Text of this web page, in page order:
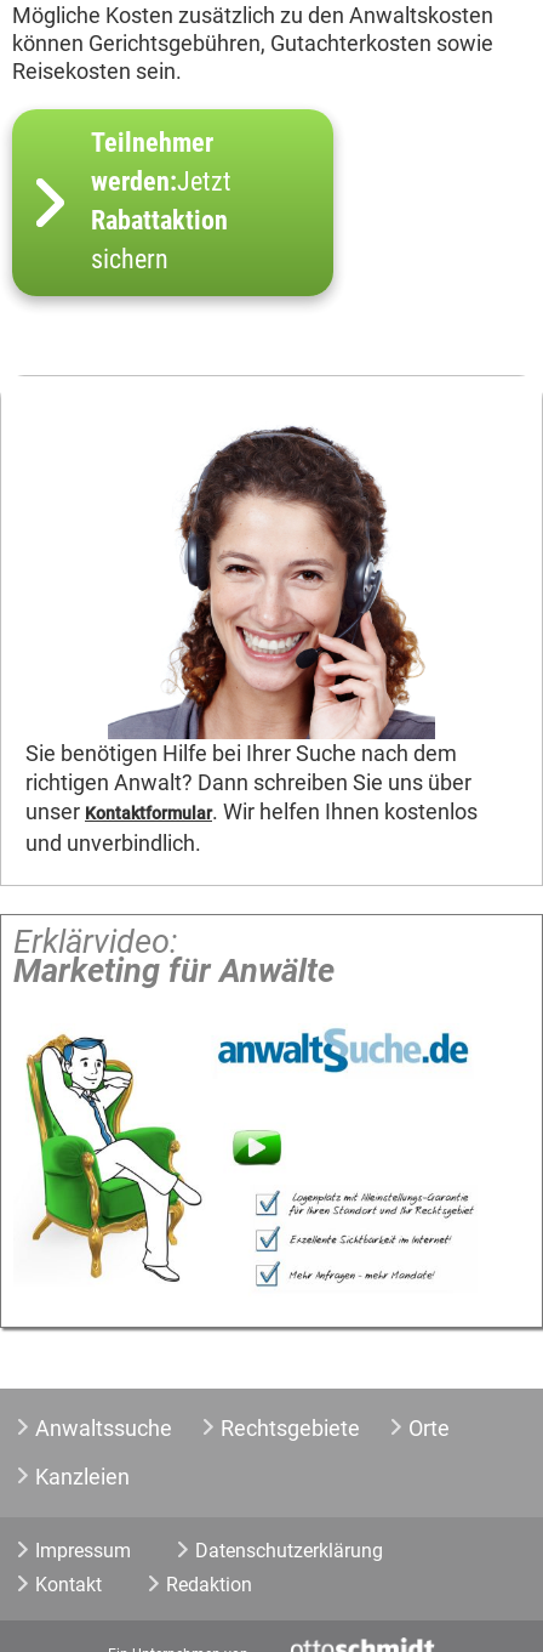
Mögliche Kosten zusätzlich zu den Anwaltskosten
können Gerichtsgebühren, Gutachterkosten sowie
Reisekosten sein.
Teilnehmer
werden:Jetzt
Rabattaktion
sichern
Sie benötigen Hilfe bei Ihrer Suche nach dem
richtigen Anwalt? Dann schreiben Sie uns über
unser Kontaktformular. Wir helfen Ihnen kostenlos
und unverbindlich.
Erklärvideo:
Marketing für Anwälte
Anwaltssuche Rechtsgebiete
Orte
Kanzleien
Impressum
Datenschutzerklärung
Kontakt
Redaktion